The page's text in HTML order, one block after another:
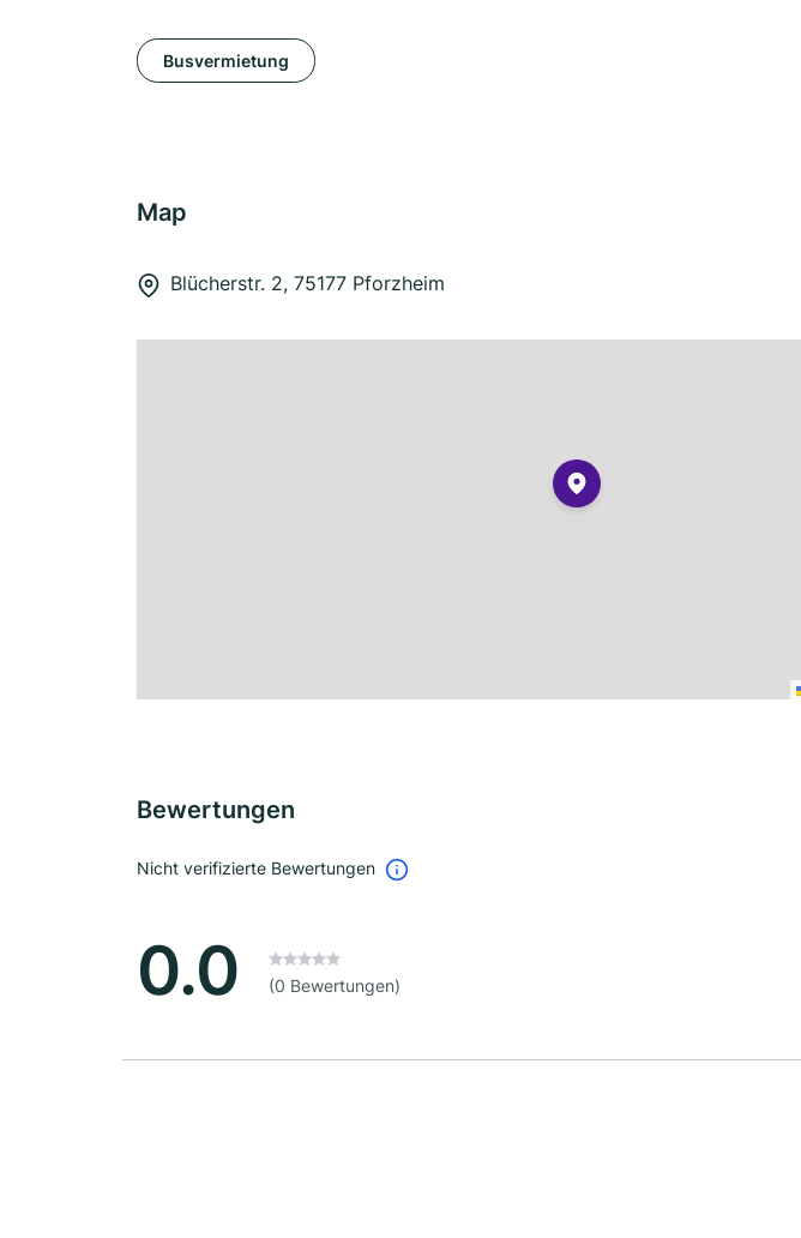
Busvermietung
Map
Blücherstr. 2, 75177 Pforzheim
Bewertungen
Nicht verifizierte Bewertungen
0.0 (0 Bewertungen)